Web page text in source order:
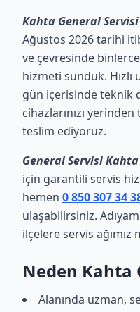
Kahta General Servisi
Ağustos 2026 tarihi
ve çevresinde
hizmeti sunduk. Hızlı
gün içerisinde teknik
cihazlarınızı
teslim ediyoruz.
General Servisi Kahta
için garantili servis
hemen 0 850 307 34
ulaşabilirsiniz.
ilçelere servis ağımız
Neden Kahta
Alanında uzman,